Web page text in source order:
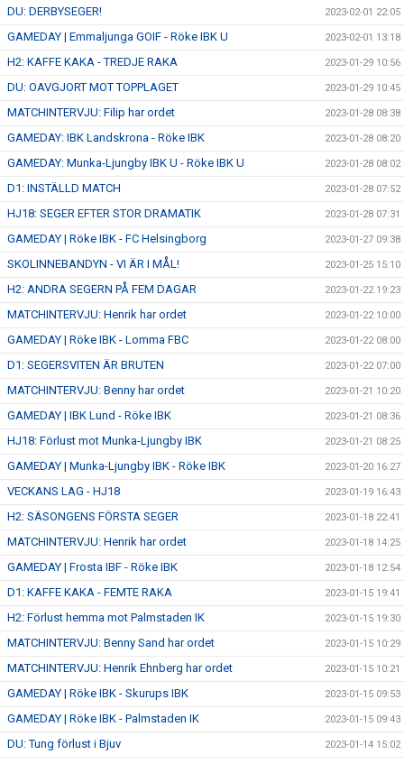
DU: DERBYSEGER! 2023-02-01 22:05
GAMEDAY | Emmaljunga GOIF - Röke IBK U 2023-02-01 13:18
H2: KAFFE KAKA - TREDJE RAKA 2023-01-29 10:56
DU: OAVGJORT MOT TOPPLAGET 2023-01-29 10:45
MATCHINTERVJU: Filip har ordet 2023-01-28 08:38
GAMEDAY: IBK Landskrona - Röke IBK 2023-01-28 08:20
GAMEDAY: Munka-Ljungby IBK U - Röke IBK U 2023-01-28 08:02
D1: INSTÄLLD MATCH 2023-01-28 07:52
HJ18: SEGER EFTER STOR DRAMATIK 2023-01-28 07:31
GAMEDAY | Röke IBK - FC Helsingborg 2023-01-27 09:38
SKOLINNEBANDYN - VI ÄR I MÅL! 2023-01-25 15:10
H2: ANDRA SEGERN PÅ FEM DAGAR 2023-01-22 19:23
MATCHINTERVJU: Henrik har ordet 2023-01-22 10:00
GAMEDAY | Röke IBK - Lomma FBC 2023-01-22 08:00
D1: SEGERSVITEN ÄR BRUTEN 2023-01-22 07:00
MATCHINTERVJU: Benny har ordet 2023-01-21 10:20
GAMEDAY | IBK Lund - Röke IBK 2023-01-21 08:36
HJ18: Förlust mot Munka-Ljungby IBK 2023-01-21 08:25
GAMEDAY | Munka-Ljungby IBK - Röke IBK 2023-01-20 16:27
VECKANS LAG - HJ18 2023-01-19 16:43
H2: SÄSONGENS FÖRSTA SEGER 2023-01-18 22:41
MATCHINTERVJU: Henrik har ordet 2023-01-18 14:25
GAMEDAY | Frosta IBF - Röke IBK 2023-01-18 12:54
D1: KAFFE KAKA - FEMTE RAKA 2023-01-15 19:41
H2: Förlust hemma mot Palmstaden IK 2023-01-15 19:30
MATCHINTERVJU: Benny Sand har ordet 2023-01-15 10:29
MATCHINTERVJU: Henrik Ehnberg har ordet 2023-01-15 10:21
GAMEDAY | Röke IBK - Skurups IBK 2023-01-15 09:53
GAMEDAY | Röke IBK - Palmstaden IK 2023-01-15 09:43
DU: Tung förlust i Bjuv 2023-01-14 15:02